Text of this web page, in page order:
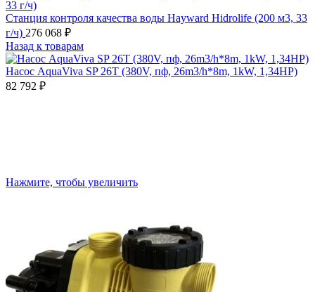
Станция контроля качества воды Hayward Hidrolife (200 м3, 33
г/ч) 276 068 ₽
Назад к товарам
Насос AquaViva SP 26Т (380V, пф, 26m3/h*8m, 1kW, 1,34HP)
82 792 ₽
Нажмите, чтобы увеличить